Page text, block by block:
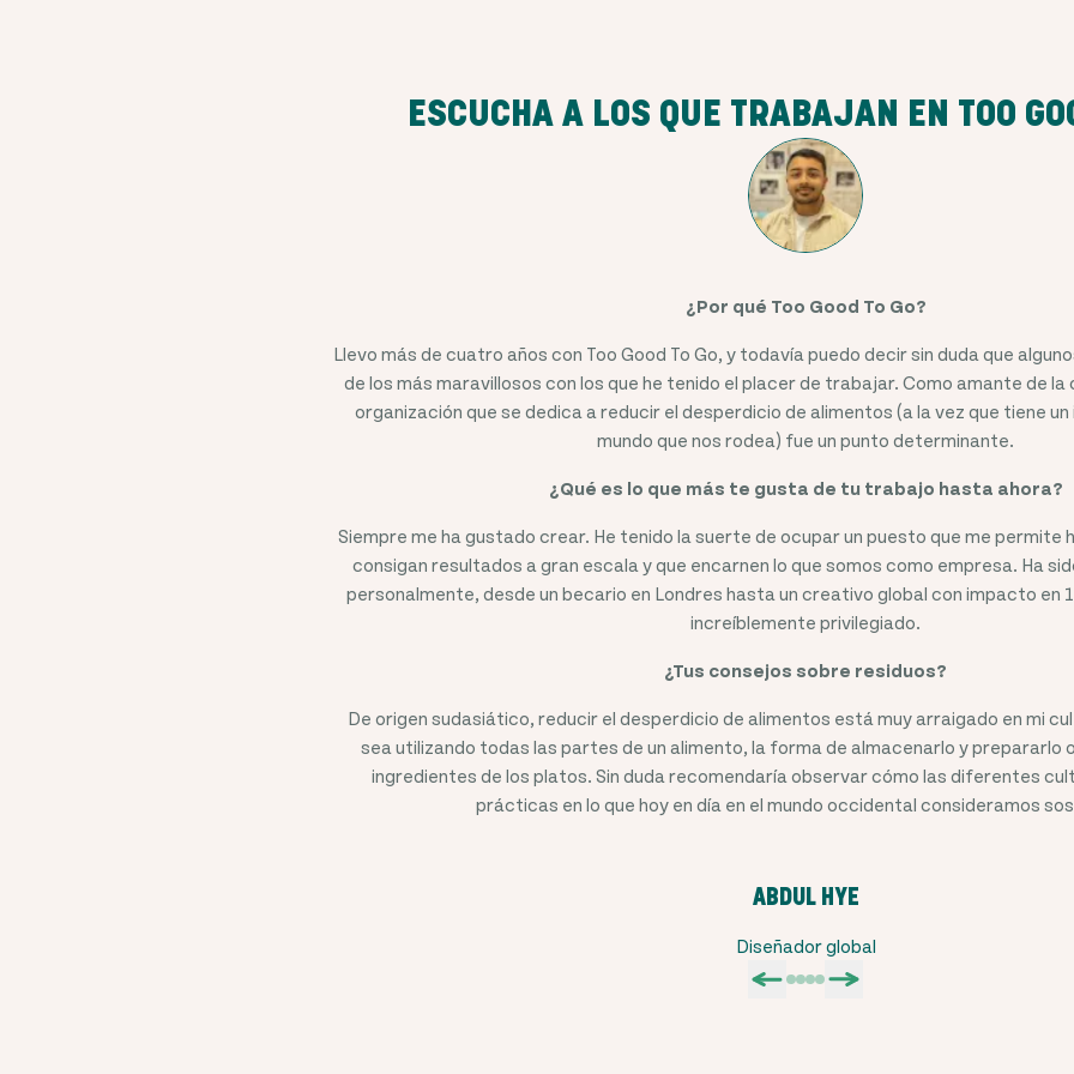
ESCUCHA A LOS QUE TRABAJAN EN TOO
¿Por qué Too Good To Go?
Llevo más de cuatro años con Too Good To Go, y todavía puedo decir sin duda que
de los más maravillosos con los que he tenido el placer de trabajar. Como amante de
organización que se dedica a reducir el desperdicio de alimentos (a la vez que tiene
mundo que nos rodea) fue un punto determinante.
¿Qué es lo que más te gusta de tu trabajo hasta ahora?
Siempre me ha gustado crear. He tenido la suerte de ocupar un puesto que me permite
consigan resultados a gran escala y que encarnen lo que somos como empresa. Ha
personalmente, desde un becario en Londres hasta un creativo global con impacto en
increíblemente privilegiado.
¿Tus consejos sobre residuos?
De origen sudasiático, reducir el desperdicio de alimentos está muy arraigado en mi
sea utilizando todas las partes de un alimento, la forma de almacenarlo y prepararlo
ingredientes de los platos. Sin duda recomendaría observar cómo las diferentes
prácticas en lo que hoy en día en el mundo occidental consideramos
ABDUL HYE
Diseñador global